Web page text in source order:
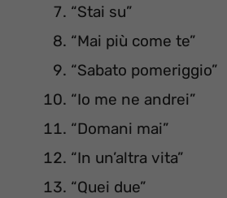
“Stai su”
“Mai più come te”
“Sabato pomeriggio”
“Io me ne andrei”
“Domani mai”
“In un’altra vita”
“Quei due”